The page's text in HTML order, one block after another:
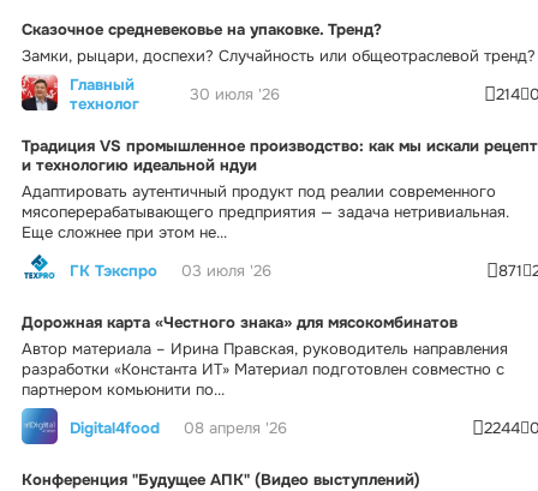
Сказочное средневековье на упаковке. Тренд?
Замки, рыцари, доспехи? Случайность или общеотраслевой тренд?
Главный
технолог
30 июля '26 214
Традиция VS промышленное производство: как мы искали рецепт
и технологию идеальной ндуи
Адаптировать аутентичный продукт под реалии современного
мясоперерабатывающего предприятия — задача нетривиальная.
Еще сложнее при этом не...
ГК Тэкспро
03 июля '26 871
Дорожная карта «Честного знака» для мясокомбинатов
Автор материала – Ирина Правская, руководитель направления
разработки «Константа ИТ» Материал подготовлен совместно с
партнером комьюнити по...
Digital4food
08 апреля '26 2244
Конференция "Будущее АПК" (Видео выступлений)